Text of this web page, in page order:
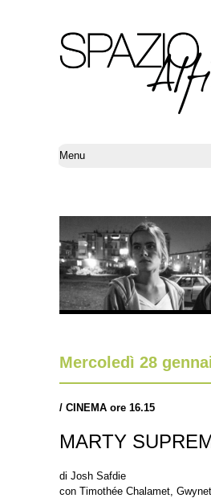
Mercoledì 28
/ CINEMA ore 16.15
MARTY
di Josh Safdie
con Timothée Chalamet,